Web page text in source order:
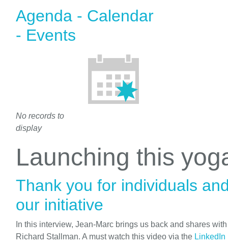
Agenda - Calendar
- Events
No records to
display
Launching this
Thank you for individuals
our initiative
In this interview, Jean-Marc brings us back and shares
Richard Stallman. A must watch this video via the LinkedIn